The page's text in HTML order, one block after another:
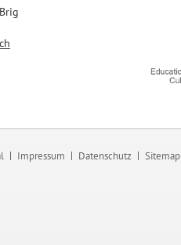
Impressum Datenschutz Sitemap